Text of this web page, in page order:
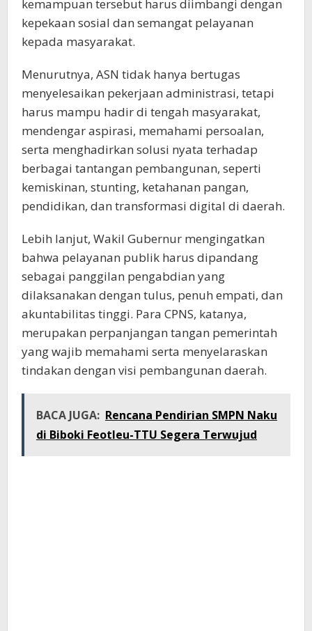
kemampuan tersebut harus diimbangi dengan
kepekaan sosial dan semangat pelayanan
kepada masyarakat.
Menurutnya, ASN tidak hanya bertugas
menyelesaikan pekerjaan administrasi, tetapi
harus mampu hadir di tengah masyarakat,
mendengar aspirasi, memahami persoalan,
serta menghadirkan solusi nyata terhadap
berbagai tantangan pembangunan, seperti
kemiskinan, stunting, ketahanan pangan,
pendidikan, dan transformasi digital di daerah.
Lebih lanjut, Wakil Gubernur mengingatkan
bahwa pelayanan publik harus dipandang
sebagai panggilan pengabdian yang
dilaksanakan dengan tulus, penuh empati, dan
akuntabilitas tinggi. Para CPNS, katanya,
merupakan perpanjangan tangan pemerintah
yang wajib memahami serta menyelaraskan
tindakan dengan visi pembangunan daerah.
BACA JUGA: Rencana Pendirian SMPN Naku
di Biboki Feotleu-TTU Segera Terwujud